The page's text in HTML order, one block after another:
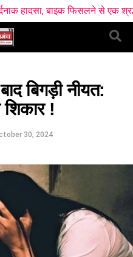
से एक श्रद्धालु की मौत
बिगड़ी नीयत:
शिकार !
30, 2024